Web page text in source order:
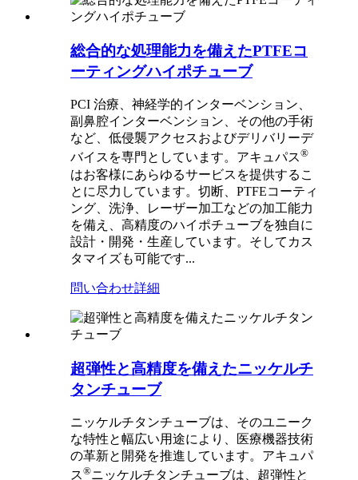
総合的な処理能力を備えたPTFEコ
ーティングハイポチューブ
PCI 治療、神経学的インターベンション、
副鼻腔インターベンション、その他の手術
など、低侵襲アクセスおよびデリバリーデ
バイスを専門としています。アキュパス®
はお客様にあらゆるサービスを提供するこ
とに尽力しています。切断、PTFEコーティ
ング、洗浄、レーザー加工などの加工能力
を備え、高精度のハイポチューブを独自に
設計・開発・生産しています。そしてカス
タマイズも可能です...
問い合わせ詳細
超弾性と高精度を備えたニッケルチ
タンチューブ
ニッケルチタンチューブは、そのユニーク
な特性と幅広い用途により、医療機器技術
の革新と開発を推進しています。アキュパ
ス®ニッケルチタンチューブは、超弾性と